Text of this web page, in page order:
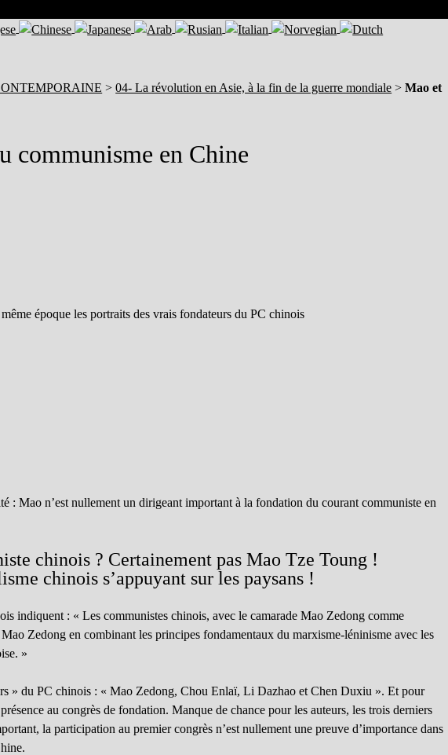
>04- La révolution en Asie, à la fin de la guerre mondiale >Mao et
communisme en Chine
époque les portraits des vrais fondateurs du PC chinois
: Mao n’est nullement un dirigeant important à la fondation du courant communiste en
chinois ? Certainement pas Mao Tze Toung !
chinois s’appuyant sur les paysans !
indiquent : « Les communistes chinois, avec le camarade Mao Zedong comme
Zedong en combinant les principes fondamentaux du marxisme-léninisme avec les
»
» du PC chinois : « Mao Zedong, Chou Enlaï, Li Dazhao et Chen Duxiu ». Et pour
au congrès de fondation. Manque de chance pour les auteurs, les trois derniers
la participation au premier congrès n’est nullement une preuve d’importance dans